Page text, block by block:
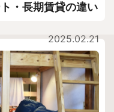
・長期賃貸の違い
2025.02.21